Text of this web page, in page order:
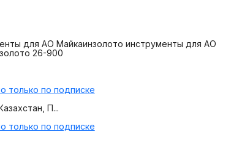
для АО Майкаинзолото инструменты для АО
26-900
только по подписке
П...
только по подписке